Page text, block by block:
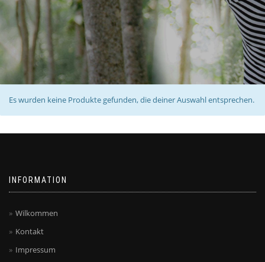
Es wurden keine Produkte gefunden, die deiner Auswahl entsprechen.
INFORMATION
Wilkommen
Kontakt
Impressum